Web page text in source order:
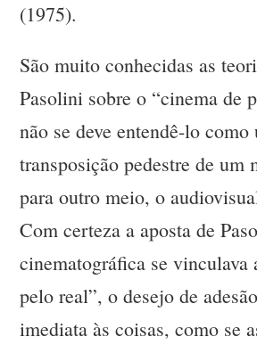
(1975).
São muito conhecidas as
Pasolini sobre o “cinema de
não se deve entendê-lo como
transposição pedestre de um
para outro meio, o
Com certeza a aposta de
cinematográfica se vinculava
pelo real”, o desejo de
imediata às coisas, como se